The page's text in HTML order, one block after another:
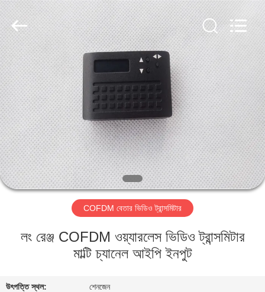
বাড়ি
পণ্য
আমাদের
সম্বন্ধে
কারখানা
Shenzhen
Huanuo
Innovate
Technology
Co.,Ltd.
All
Rights
Reserved.
COFDM বেতার ভিডিও ট্রান্সমিটার
লং রেঞ্জ COFDM ওয়্যারলেস ভিডিও ট্রান্সমিটার
মাল্টি চ্যানেল আইপি ইনপুট
উৎপত্তি স্থল: শেনজেন